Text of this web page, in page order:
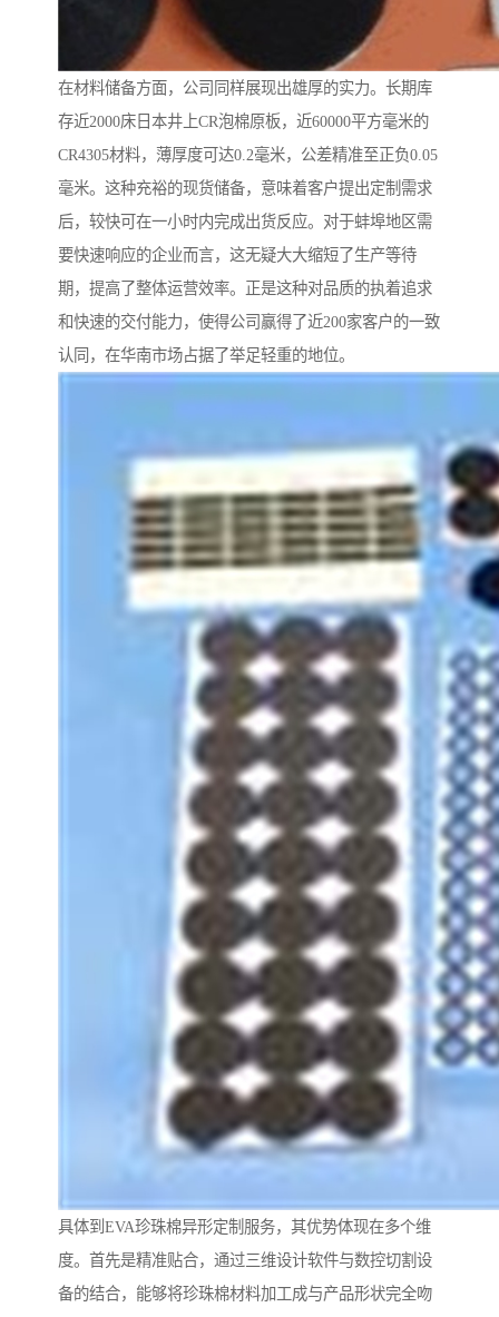
在材料储备方面，公司同样展现出雄厚的实力。长期库
存近2000床日本井上CR泡棉原板，近60000平方毫米的
CR4305材料，薄厚度可达0.2毫米，公差精准至正负0.05
毫米。这种充裕的现货储备，意味着客户提出定制需求
后，较快可在一小时内完成出货反应。对于蚌埠地区需
要快速响应的企业而言，这无疑大大缩短了生产等待
期，提高了整体运营效率。正是这种对品质的执着追求
和快速的交付能力，使得公司赢得了近200家客户的一致
认同，在华南市场占据了举足轻重的地位。
具体到EVA珍珠棉异形定制服务，其优势体现在多个维
度。首先是精准贴合，通过三维设计软件与数控切割设
备的结合，能够将珍珠棉材料加工成与产品形状完全吻